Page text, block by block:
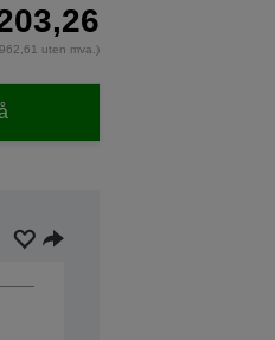
uten mva.)